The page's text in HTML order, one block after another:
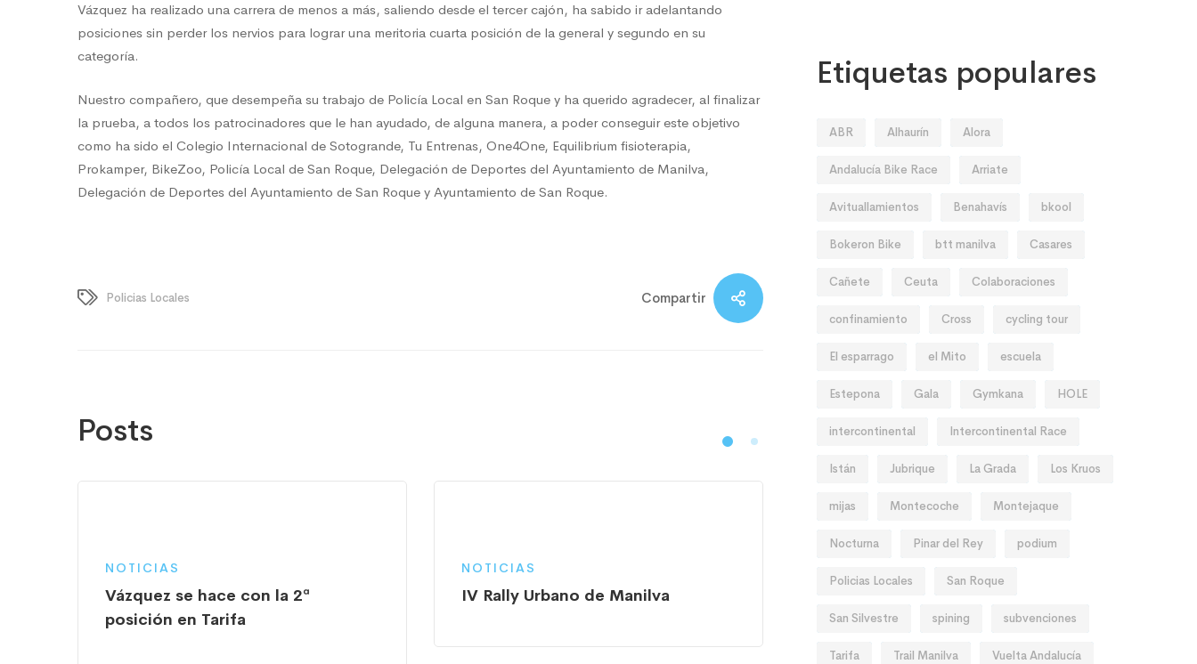
Vázquez ha realizado una carrera de menos a más, saliendo desde el tercer cajón, ha sabido ir adelantando
posiciones sin perder los nervios para lograr una meritoria cuarta posición de la general y segundo en su
categoría.
Nuestro compañero, que desempeña su trabajo de Policía Local en San Roque y ha querido agradecer, al finalizar
la prueba, a todos los patrocinadores que le han ayudado, de alguna manera, a poder conseguir este objetivo
como ha sido el Colegio Internacional de Sotogrande, Tu Entrenas, One4One, Equilibrium fisioterapia,
Prokamper, BikeZoo, Policía Local de San Roque, Delegación de Deportes del Ayuntamiento de Manilva,
Delegación de Deportes del Ayuntamiento de San Roque y Ayuntamiento de San Roque.
Policias Locales Compartir
Posts
NOTICIAS
Vázquez se hace con la 2ª
posición en Tarifa
NOTICIAS
IV Rally Urbano de Manilva
Ayuntamiento por la prohibición
Etiquetas populares
ABR Alhaurín Alora
Andalucía Bike Race Arriate
Avituallamientos Benahavís bkool
Bokeron Bike btt manilva Casares
Cañete Ceuta Colaboraciones
confinamiento Cross cycling tour
El esparrago el Mito escuela
Estepona Gala Gymkana HOLE
intercontinental Intercontinental Race
Istán Jubrique La Grada Los Kruos
mijas Montecoche Montejaque
Nocturna Pinar del Rey podium
Policias Locales San Roque
San Silvestre spining subvenciones
Tarifa Trail Manilva Vuelta Andalucía